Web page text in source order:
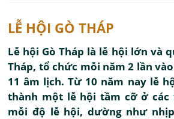
LỄ HỘI GÒ THÁP
Lễ hội Gò Tháp là lễ hội lớn và
Tháp, tổ chức mỗi năm 2 lần
11 âm lịch. Từ 10 năm nay lễ
thành một lễ hội tầm cỡ ở các
mỗi độ lễ hội, dường như